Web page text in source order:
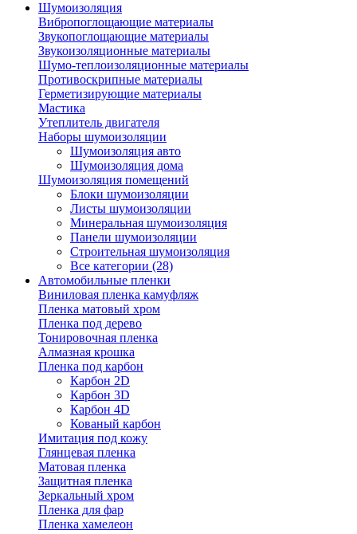
Шумоизоляция
Вибропоглощающие материалы
Звукопоглощающие материалы
Звукоизоляционные материалы
Шумо-теплоизоляционные материалы
Противоскрипные материалы
Герметизирующие материалы
Мастика
Утеплитель двигателя
Наборы шумоизоляции
Шумоизоляция авто
Шумоизоляция дома
Шумоизоляция помещений
Блоки шумоизоляции
Листы шумоизоляции
Минеральная шумоизоляция
Панели шумоизоляции
Строительная шумоизоляция
Все категории (28)
Автомобильные пленки
Виниловая пленка камуфляж
Пленка матовый хром
Пленка под дерево
Тонировочная пленка
Алмазная крошка
Пленка под карбон
Карбон 2D
Карбон 3D
Карбон 4D
Кованый карбон
Имитация под кожу
Глянцевая пленка
Матовая пленка
Защитная пленка
Зеркальный хром
Пленка для фар
Пленка хамелеон